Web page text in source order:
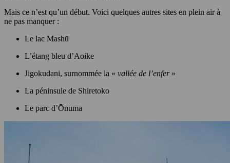
Mais ce n’est qu’un début. Voici quelques autres sites en plein air à
ne pas manquer :
Le lac Mashū
L’étang bleu d’Aoike
Jigokudani, surnommée la « vallée de l’enfer»
La péninsule de Shiretoko
Le parc d’Ōnuma